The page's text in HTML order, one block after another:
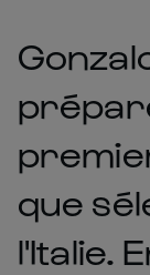
que
l'Italie.